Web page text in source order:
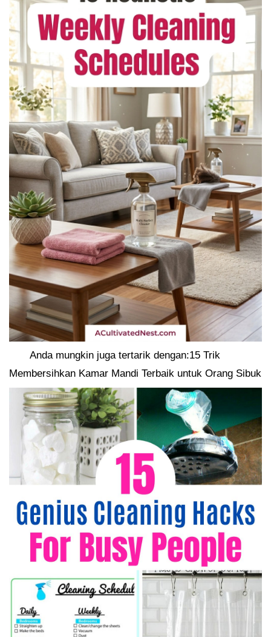
Anda mungkin juga tertarik dengan:15 Trik
Membersihkan Kamar Mandi Terbaik untuk Orang Sibuk